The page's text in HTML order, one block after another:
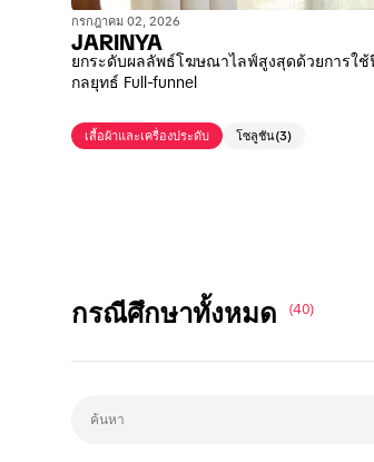
กรกฎาคม 02, 2026
JARINYA
ยกระดับผลลัพธ์โฆษณาไลฟ์สูงสุดด้วยการใช้
กลยุทธ์ Full-funnel
เสื้อผ้าและเครื่องประดับ โซลูชัน(3)
กรณีศึกษาทั้งหมด (40)